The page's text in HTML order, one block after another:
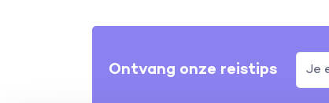
Ontvang onze reistips